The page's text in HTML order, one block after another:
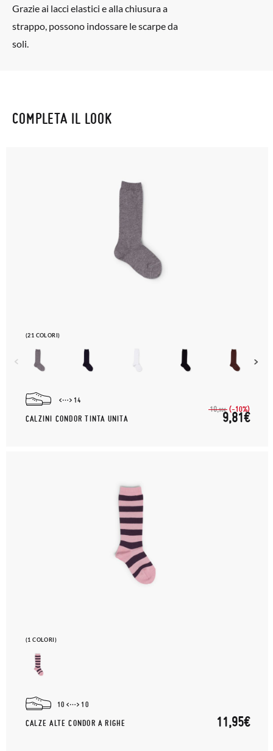
postale Poste Italiane e di effettuare un nuovo ordine per la
taglia o il modello desiderato.
Grazie ai lacci elastici e alla chiusura a
strappo, possono indossare le scarpe da
soli.
COMPLETA IL LOOK
(21 COLORI)
14
CALZINI CONDOR TINTA UNITA
10,90€ (-10%)
9,81€
(1 COLORI)
10 10
CALZE ALTE CONDOR A RIGHE 11,95€